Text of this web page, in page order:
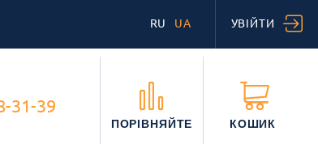
УВІЙТИ
RU UA
КОШИК
ПОРІВНЯЙТЕ
31-39